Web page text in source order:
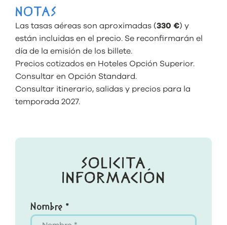
NOTAS
Las tasas aéreas son aproximadas (330 €) y
están incluidas en el precio. Se reconfirmarán el
día de la emisión de los billete.
Precios cotizados en Hoteles Opción Superior.
Consultar en Opción Standard.
Consultar itinerario, salidas y precios para la
temporada 2027.
SOLICITA
INFORMACIÓN
Nombre *